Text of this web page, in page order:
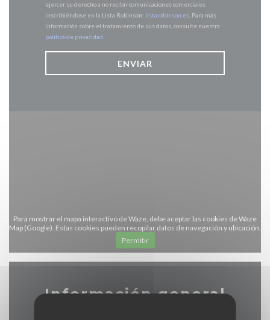
ejercer su derecho a no recibir comunicaciones comerciales
inscribiéndose en la Lista Robinson: listarobinson.es . Para más
información sobre el tratamiento de sus datos, consulte nuestra
política de privacidad
Para mostrar el mapa interactivo de Waze, debe aceptar las cookies de Waze
Map (Google). Estas cookies pueden recopilar datos de navegación y ubicación.
Permitir
Información general